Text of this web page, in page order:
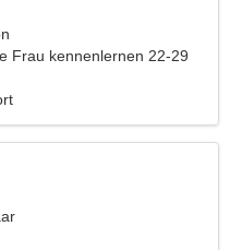
Frau kennenlernen 22-29